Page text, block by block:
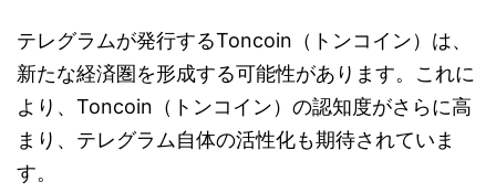
テレグラムが発行するToncoin（トンコイン）は、
新たな経済圏を形成する可能性があります。これに
より、Toncoin（トンコイン）の認知度がさらに高
まり、テレグラム自体の活性化も期待されていま
す。